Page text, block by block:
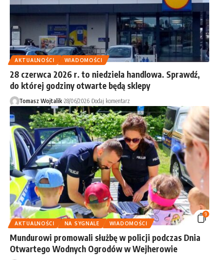
AKTUALNOŚCI WIADOMOŚCI
28 czerwca 2026 r. to niedziela handlowa. Sprawdź,
do której godziny otwarte będą sklepy
Tomasz Wojtalik 28/06/2026 Dodaj komentarz
9
AKTUALNOŚCI
NA SYGNALE WIADOMOŚCI
Mundurowi promowali służbę w policji podczas Dnia
Otwartego Wodnych Ogrodów w Wejherowie